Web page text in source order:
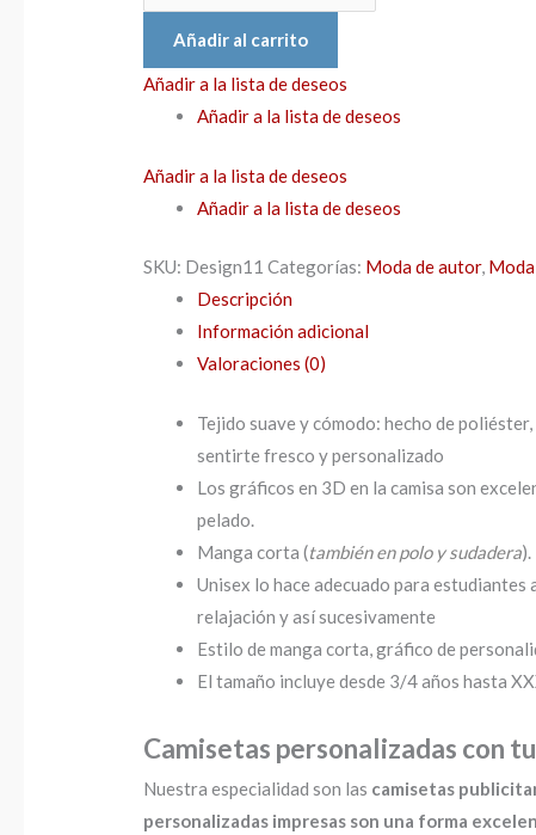
Añadir al carrito
Añadir a la lista de deseos
Añadir a la lista de deseos
Añadir a la lista de deseos
Añadir a la lista de deseos
SKU: Design11 Categorías: Moda de autor,
Descripción
Información adicional
Valoraciones (0)
Tejido suave y cómodo: hecho de
sentirte fresco y personalizado
Los gráficos en 3D en la camisa son
pelado.
Manga corta (también en polo y sudadera).
Unisex lo hace adecuado para
relajación y así sucesivamente
Estilo de manga corta, gráfico de
El tamaño incluye desde 3/4 años hasta
Camisetas personalizadas con
Nuestra especialidad son las camisetas
personalizadas impresas son una forma